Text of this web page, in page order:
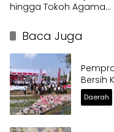
hingga Tokoh Agama
Baca Juga
Bersih
Daerah